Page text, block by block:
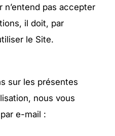
n’entend pas accepter
il doit, par
le Site.
sur les présentes
nous vous
e-mail :